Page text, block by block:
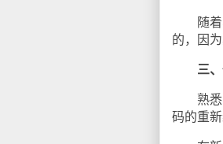
随着
的，因
三
熟悉
码的重